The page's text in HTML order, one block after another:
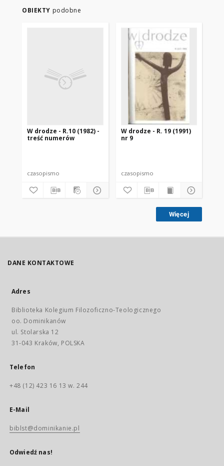
OBIEKTY podobne
W drodze - R.10 (1982) -
treść numerów
czasopismo
W drodze - R. 19 (1991)
nr 9
czasopismo
Więcej
DANE KONTAKTOWE
Adres
Biblioteka Kolegium Filozoficzno-Teologicznego
oo. Dominikanów
ul. Stolarska 12
31-043 Kraków, POLSKA
Telefon
+48 (12) 423 16 13 w. 244
E-Mail
biblst@dominikanie.pl
Odwiedź nas!